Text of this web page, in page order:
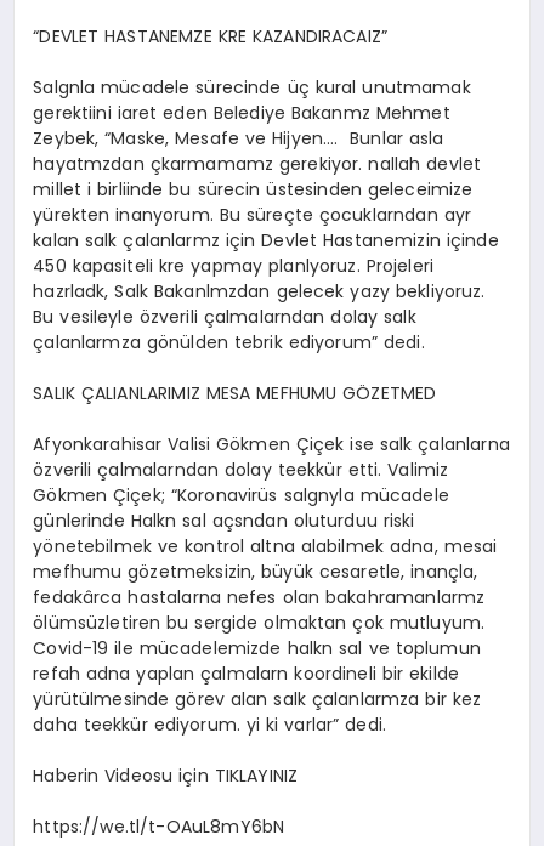
“DEVLET HASTANEMZE KRE KAZANDIRACAIZ”
Salgnla mücadele sürecinde üç kural unutmamak
gerektiini iaret eden Belediye Bakanmz Mehmet
Zeybek, “Maske, Mesafe ve Hijyen…. Bunlar asla
hayatmzdan çkarmamamz gerekiyor. nallah devlet
millet i birliinde bu sürecin üstesinden geleceimize
yürekten inanyorum. Bu süreçte çocuklarndan ayr
kalan salk çalanlarmz için Devlet Hastanemizin içinde
450 kapasiteli kre yapmay planlyoruz. Projeleri
hazrladk, Salk Bakanlmzdan gelecek yazy bekliyoruz.
Bu vesileyle özverili çalmalarndan dolay salk
çalanlarmza gönülden tebrik ediyorum” dedi.
SALIK ÇALIANLARIMIZ MESA MEFHUMU GÖZETMED
Afyonkarahisar Valisi Gökmen Çiçek ise salk çalanlarna
özverili çalmalarndan dolay teekkür etti. Valimiz
Gökmen Çiçek; “Koronavirüs salgnyla mücadele
günlerinde Halkn sal açsndan oluturduu riski
yönetebilmek ve kontrol altna alabilmek adna, mesai
mefhumu gözetmeksizin, büyük cesaretle, inançla,
fedakârca hastalarna nefes olan bakahramanlarmz
ölümsüzletiren bu sergide olmaktan çok mutluyum.
Covid-19 ile mücadelemizde halkn sal ve toplumun
refah adna yaplan çalmalarn koordineli bir ekilde
yürütülmesinde görev alan salk çalanlarmza bir kez
daha teekkür ediyorum. yi ki varlar” dedi.
Haberin Videosu için TIKLAYINIZ
https://we.tl/t-OAuL8mY6bN